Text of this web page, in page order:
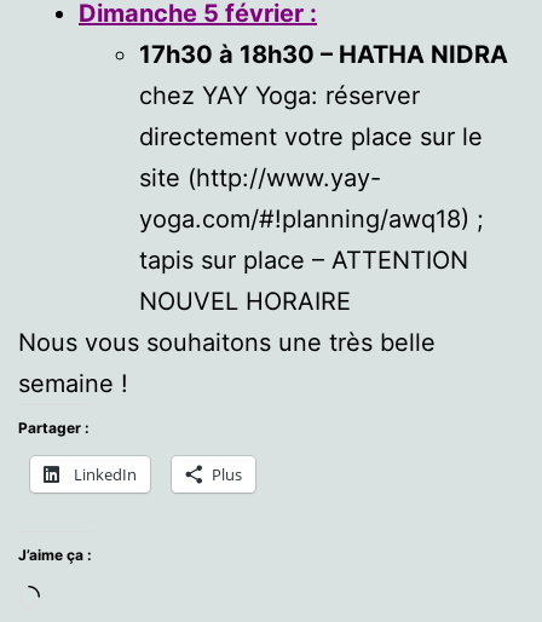
Dimanche 5 février :
17h30 à 18h30 – HATHA NIDRA
chez YAY Yoga: réserver
directement votre place sur le
site (http://www.yay-
yoga.com/#!planning/awq18) ;
tapis sur place – ATTENTION
NOUVEL HORAIRE
Nous vous souhaitons une très belle
semaine !
Partager :
LinkedIn Plus
J’aime ça :
Chargement…